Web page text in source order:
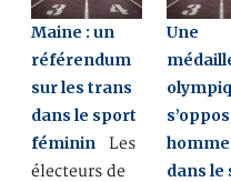
Maine : un
référendum
sur les trans
dans le sport
féminin Les
électeurs de
Une
dans le